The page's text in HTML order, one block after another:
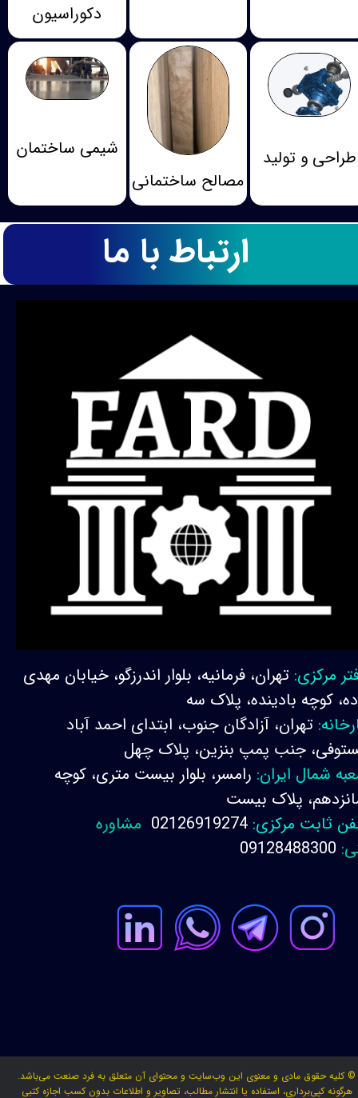
دکوراسیون
طراحی و تولید
مصالح ساختمانی
شیمی ساختمان
ارتباط با ما
مرکزی: تهران، فرمانیه، بلوار اندرزگو، خیابان مهدی
کوچه بادینده، پلاک سه
تهران، آزادگان جنوب، ابتدای احمد آباد
جنب پمپ بنزین، پلاک چهل
شمال ایران: رامسر، بلوار بیست متری، کوچه
پلاک بیست
ثابت مرکزی:
مشاوره
© کلیه حقوق مادی و معنوی این وب‌سایت و محتوای آن متعلق به فرد صنعت می‌باشد.
هرگونه کپی‌برداری، استفاده یا انتشار مطالب، تصاویر و اطلاعات بدون کسب اجازه کتبی